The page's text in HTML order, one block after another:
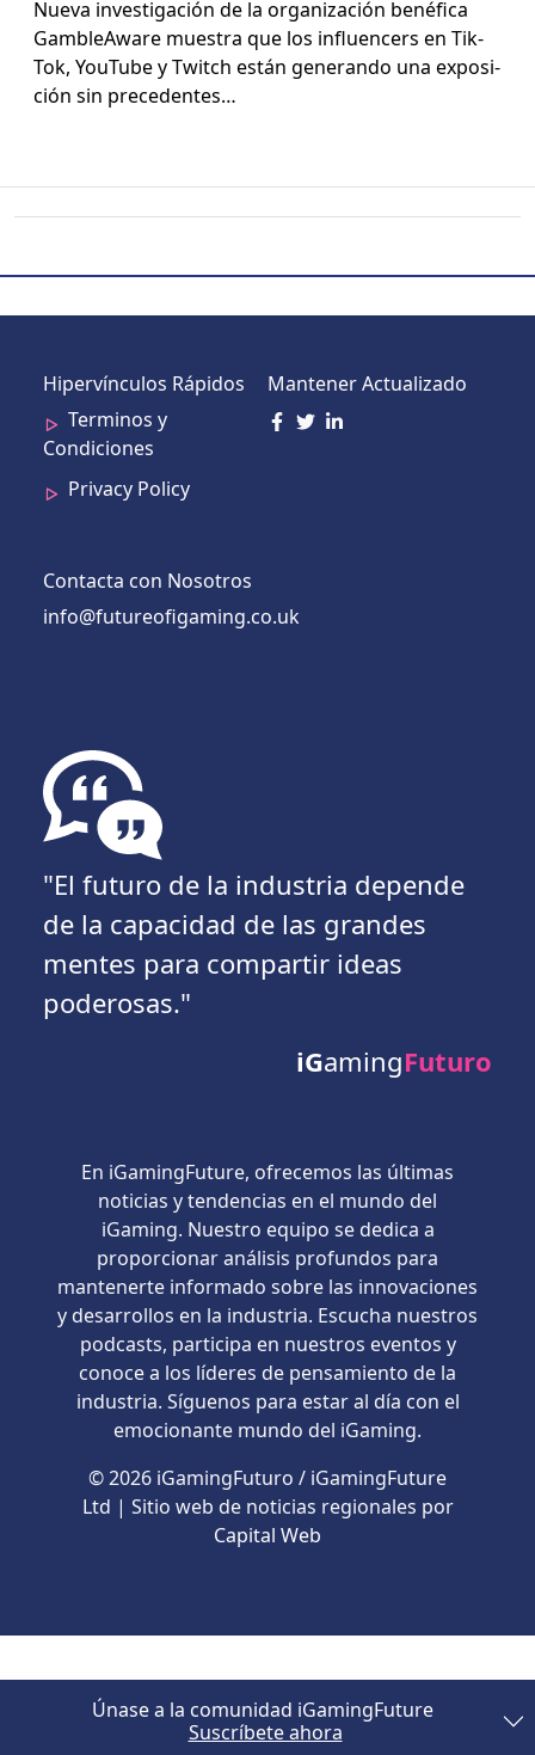
Nue­va inves­ti­gación de la orga­ni­zación bené­fi­ca
Gam­bleAware mues­tra que los influ­encers en Tik­
Tok, YouTube y Twitch están generan­do una exposi­
ción sin prece­dentes…
Hipervínculos Rápidos
Terminos y
Condiciones
Privacy Policy
Mantener Actualizado
Contacta con Nosotros
info@futureofigaming.co.uk
"El futuro de la industria depende
de la capacidad de las grandes
mentes para compartir ideas
poderosas."
iGamingFuturo
En iGamingFuture, ofrecemos las últimas
noticias y tendencias en el mundo del
iGaming. Nuestro equipo se dedica a
proporcionar análisis profundos para
mantenerte informado sobre las innovaciones
y desarrollos en la industria. Escucha nuestros
podcasts, participa en nuestros eventos y
conoce a los líderes de pensamiento de la
industria. Síguenos para estar al día con el
emocionante mundo del iGaming.
© 2026 iGamingFuturo / iGamingFuture
Ltd | Sitio web de noticias regionales por
Capital Web
Únase a la comunidad iGamingFuture
Suscríbete ahora